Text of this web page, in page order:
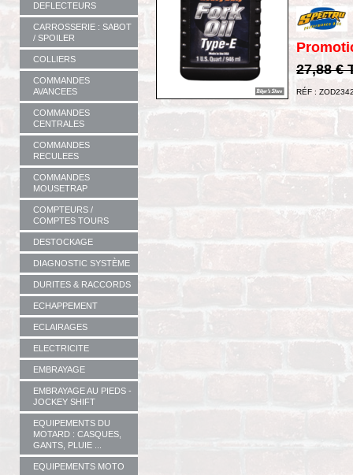
DEFLECTEURS
CARROSSERIE : SABOT
/ SPOILER
COLLIERS
COMMANDES
AVANCEES
COMMANDES
CENTRALES
COMMANDES
RECULEES
COMMANDES
MOUSETRAP
COMPTEURS /
COMPTES TOURS
DESTOCKAGE
DIAGNOSTIC SYSTÈME
DURITES & RACCORDS
ECHAPPEMENT
ECLAIRAGES
ELECTRICITE
EMBRAYAGE
EMBRAYAGE AU PIEDS -
JOCKEY SHIFT
EQUIPEMENTS DU
MOTARD : CASQUES,
GANTS, PLUIE ...
EQUIPEMENTS MOTO
27,88 €
RÉF :